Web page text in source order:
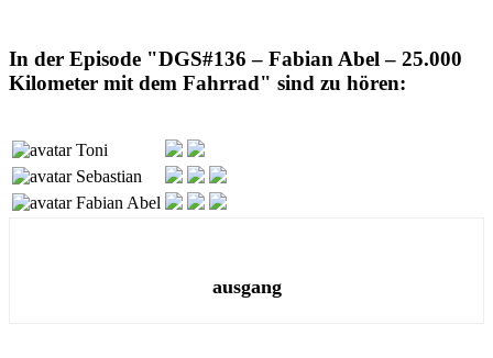
In der Episode "DGS#136 – Fabian Abel – 25.000
Kilometer mit dem Fahrrad" sind zu hören:
Toni
Sebastian
Fabian Abel
ausgang